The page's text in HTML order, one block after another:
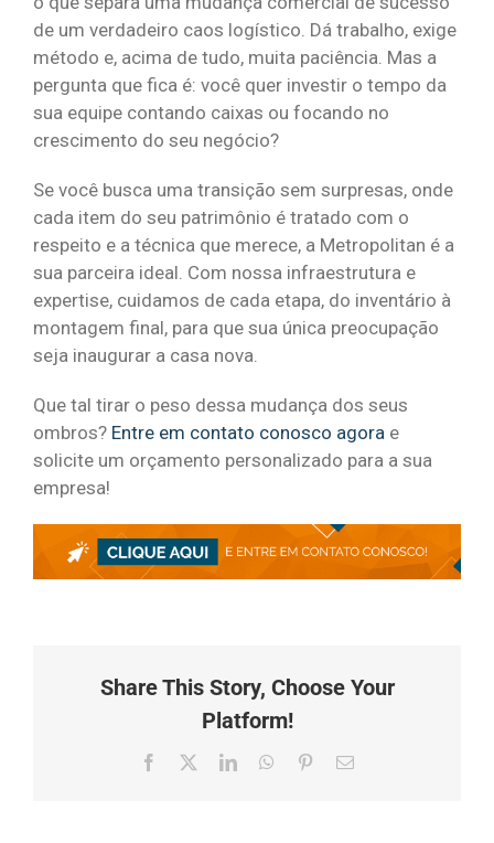
de um verdadeiro caos logístico. Dá trabalho, exige
método e, acima de tudo, muita paciência. Mas a
pergunta que fica é: você quer investir o tempo da
sua equipe contando caixas ou focando no
crescimento do seu negócio?
Se você busca uma transição sem surpresas, onde
cada item do seu patrimônio é tratado com o
respeito e a técnica que merece, a Metropolitan é a
sua parceira ideal. Com nossa infraestrutura e
expertise, cuidamos de cada etapa, do inventário à
montagem final, para que sua única preocupação
seja inaugurar a casa nova.
Que tal tirar o peso dessa mudança dos seus
ombros? Entre em contato conosco agora e
solicite um orçamento personalizado para a sua
empresa!
Share This Story, Choose Your
Platform!
Facebook LinkedInWhatsApp
PinterestEmail